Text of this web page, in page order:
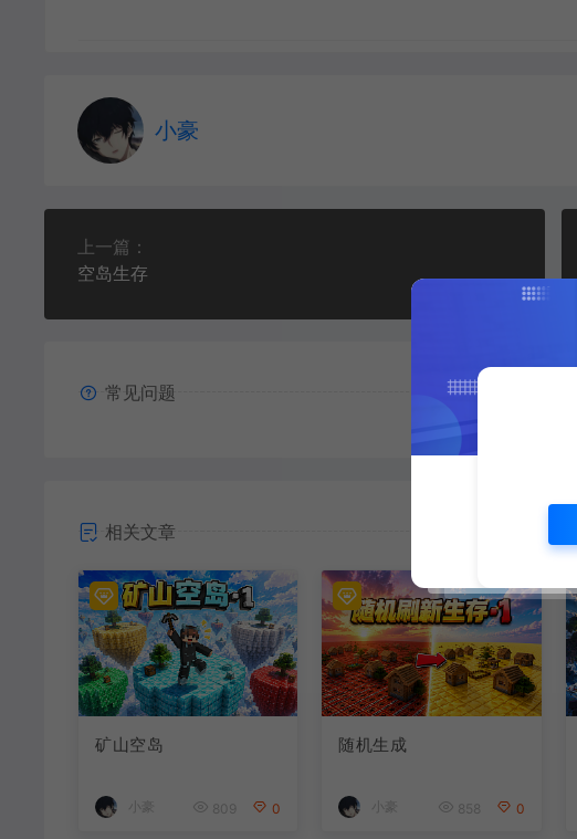
小豪
上一篇：
空岛生存
常见问题
相关文章
矿山空岛
小豪 809 0
随机生成
小豪 858 0